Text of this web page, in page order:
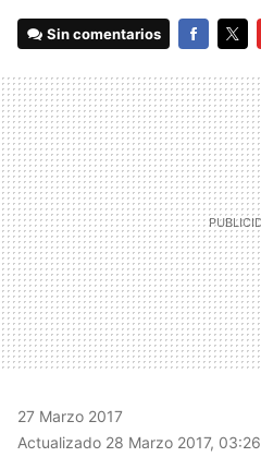
Sin comentarios
27 Marzo 2017
Actualizado 28 Marzo 2017, 03:26